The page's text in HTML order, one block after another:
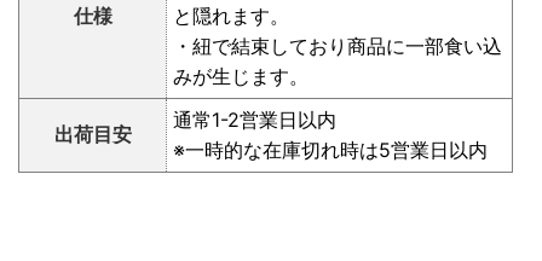
仕様
と隠れます。
・紐で結束しており商品に一部食い込
みが生じます。
出荷目安
通常1-2営業日以内
※一時的な在庫切れ時は5営業日以内